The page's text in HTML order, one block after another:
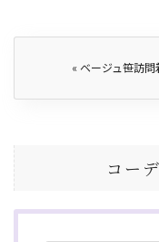
« ベージュ笹訪問
コー